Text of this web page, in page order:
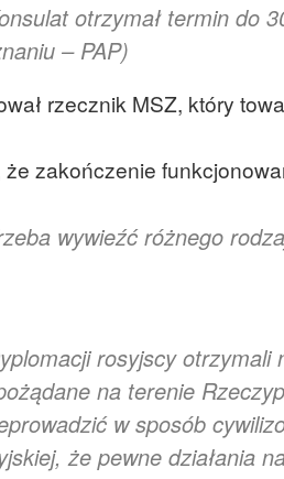
otrzymał termin do
– PAP)
rzecznik MSZ, który
że zakończenie
wywieźć różnego
rosyjscy otrzymali
na terenie
w sposób
że pewne działania